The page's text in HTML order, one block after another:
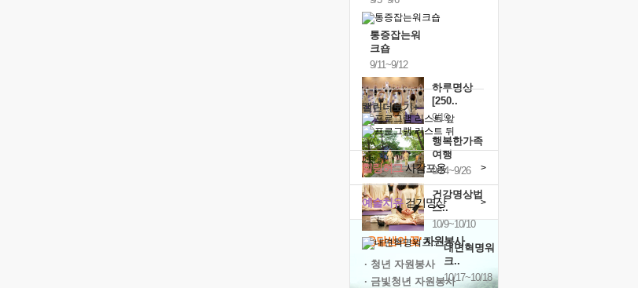
통증잡는워
크숍
9/11~9/12
하루명상
[250..
9/19
행복한가족
여행
9/24~9/26
건강명상법
스..
10/9~10/10
내면혁명워
크..
10/17~10/18
캘린더보기+
예술치유걷기명상 >
힐링허그사감포옹 >
'옹달샘의 꽃'자원봉사
· 청년 자원봉사
· 금빛청년 자원봉사